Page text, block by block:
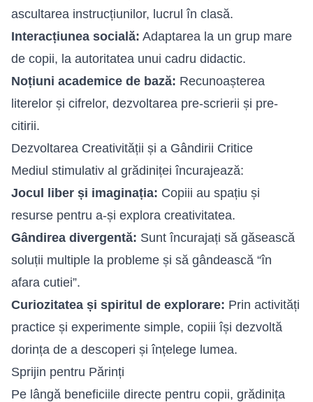
ascultarea instrucțiunilor, lucrul în clasă.
Interacțiunea socială: Adaptarea la un grup mare
de copii, la autoritatea unui cadru didactic.
Noțiuni academice de bază: Recunoașterea
literelor și cifrelor, dezvoltarea pre-scrierii și pre-
citirii.
Dezvoltarea Creativității și a Gândirii Critice
Mediul stimulativ al grădiniței încurajează:
Jocul liber și imaginația: Copiii au spațiu și
resurse pentru a-și explora creativitatea.
Gândirea divergentă: Sunt încurajați să găsească
soluții multiple la probleme și să gândească “în
afara cutiei”.
Curiozitatea și spiritul de explorare: Prin activități
practice și experimente simple, copiii își dezvoltă
dorința de a descoperi și înțelege lumea.
Sprijin pentru Părinți
Pe lângă beneficiile directe pentru copii, grădinița